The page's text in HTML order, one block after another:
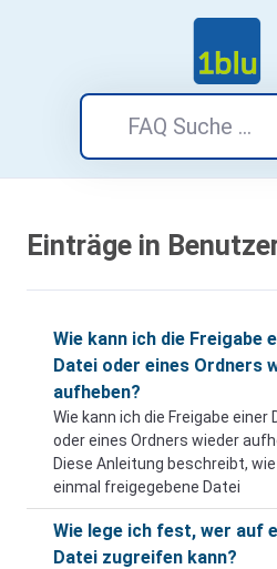
Einträge in
Wie kann ich die Freigabe
Datei oder eines Ordners
aufheben?
Wie kann ich die Freigabe einer
oder eines Ordners wieder
Diese Anleitung beschreibt, wie
einmal freigegebene Datei
Wie lege ich fest, wer auf
Datei zugreifen kann?